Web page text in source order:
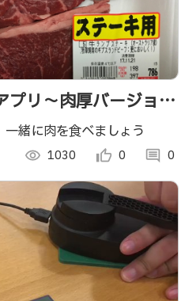
プリ～肉厚バージョン
緒に肉を食べましょう
visibility 1030 thumb_up_alt 0 comment 0